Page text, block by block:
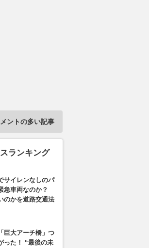
ントの多い記事
ランキング
サイレンなしのパ
急車両なのか？
のかを道路交通法
巨大アーチ橋」つ
った！ “最後の未